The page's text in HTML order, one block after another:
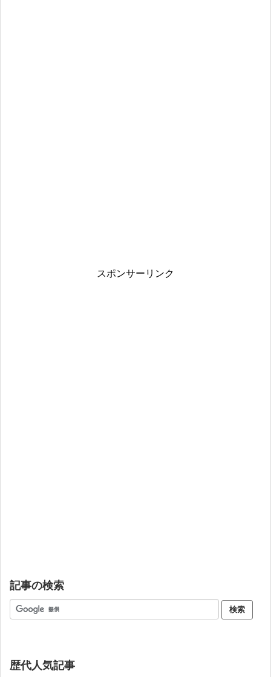
スポンサーリンク
記事の検索
歴代人気記事